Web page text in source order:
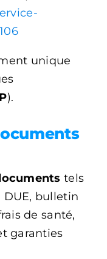
unique
).
tels
DUE, bulletin
de santé,
garanties